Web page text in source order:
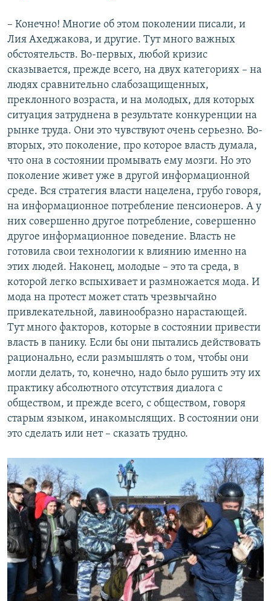
– Конечно! Многие об этом поколении писали, и
Лия Ахеджакова, и другие. Тут много важных
обстоятельств. Во-первых, любой кризис
сказывается, прежде всего, на двух категориях – на
людях сравнительно слабозащищенных,
преклонного возраста, и на молодых, для которых
ситуация затруднена в результате конкуренции на
рынке труда. Они это чувствуют очень серьезно. Во-
вторых, это поколение, про которое власть думала,
что она в состоянии промывать ему мозги. Но это
поколение живет уже в другой информационной
среде. Вся стратегия власти нацелена, грубо говоря,
на информационное потребление пенсионеров. А у
них совершенно другое потребление, совершенно
другое информационное поведение. Власть не
готовила свои технологии к влиянию именно на
этих людей. Наконец, молодые – это та среда, в
которой легко вспыхивает и размножается мода. И
мода на протест может стать чрезвычайно
привлекательной, лавинообразно нарастающей.
Тут много факторов, которые в состоянии привести
власть в панику. Если бы они пытались действовать
рационально, если размышлять о том, чтобы они
могли делать, то, конечно, надо было рушить эту их
практику абсолютного отсутствия диалога с
обществом, и прежде всего, с обществом, говоря
старым языком, инакомыслящих. В состоянии они
это сделать или нет – сказать трудно.